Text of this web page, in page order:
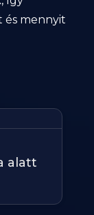
és mennyit
alatt